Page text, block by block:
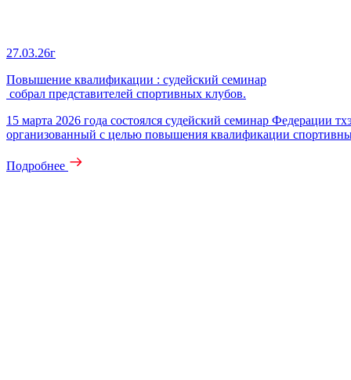
27.03.26г
Повышение квалификации : судейский семинар
собрал представителей спортивных клубов.
15 марта 2026 года состоялся судейский семинар
организованный с целью повышения квалификации
Подробнее